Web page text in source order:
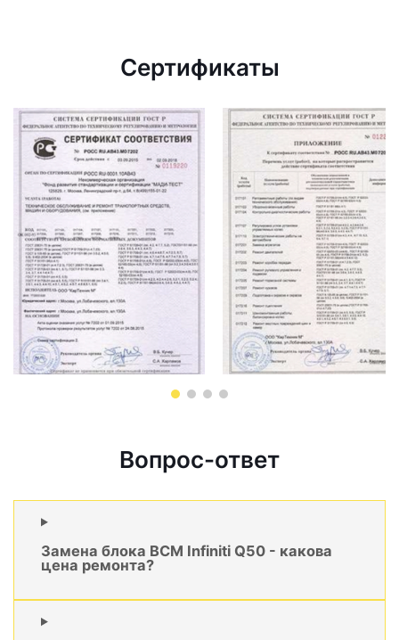
Сертификаты
Вопрос-ответ
Замена блока BCM Infiniti Q50 - какова
цена ремонта?